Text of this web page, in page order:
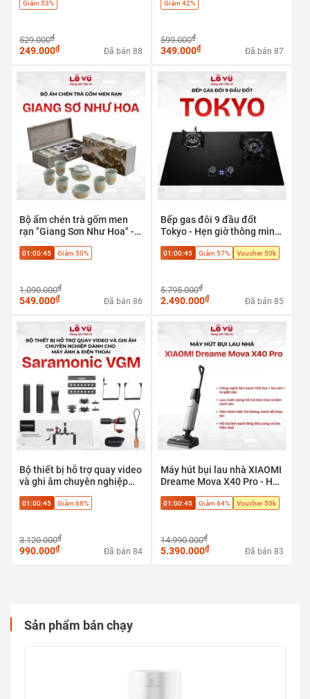
mùi
Giảm 53%
529.000₫
249.000₫ Đã bán 88
cổng LAN
Giảm 42%
599.000₫
349.000₫ Đã bán 87
Bộ ấm chén trà gốm men
rạn "Giang Sơn Như Hoa" -
cao cấp
01:00:44 Giảm 50%
1.090.000₫
549.000₫ Đã bán 86
Bếp gas đôi 9 đầu đốt
Tokyo - Hẹn giờ thông minh,
01:00:44 Giảm 57% Voucher 50k
5.795.000₫
2.490.000₫ Đã bán 85
Bộ thiết bị hỗ trợ quay video
và ghi âm chuyên nghiệp
máy ảnh & điện thoại
01:00:44 Giảm 68%
3.120.000₫
990.000₫ Đã bán 84
Máy hút bụi lau nhà XIAOMI
Dreame Mova X40 Pro - Hút
Phù hợp sàn gạch, sàn gỗ,
01:00:44 Giảm 64% Voucher 50k
14.990.000₫
5.390.000₫ Đã bán 83
Sản phẩm bán chạy